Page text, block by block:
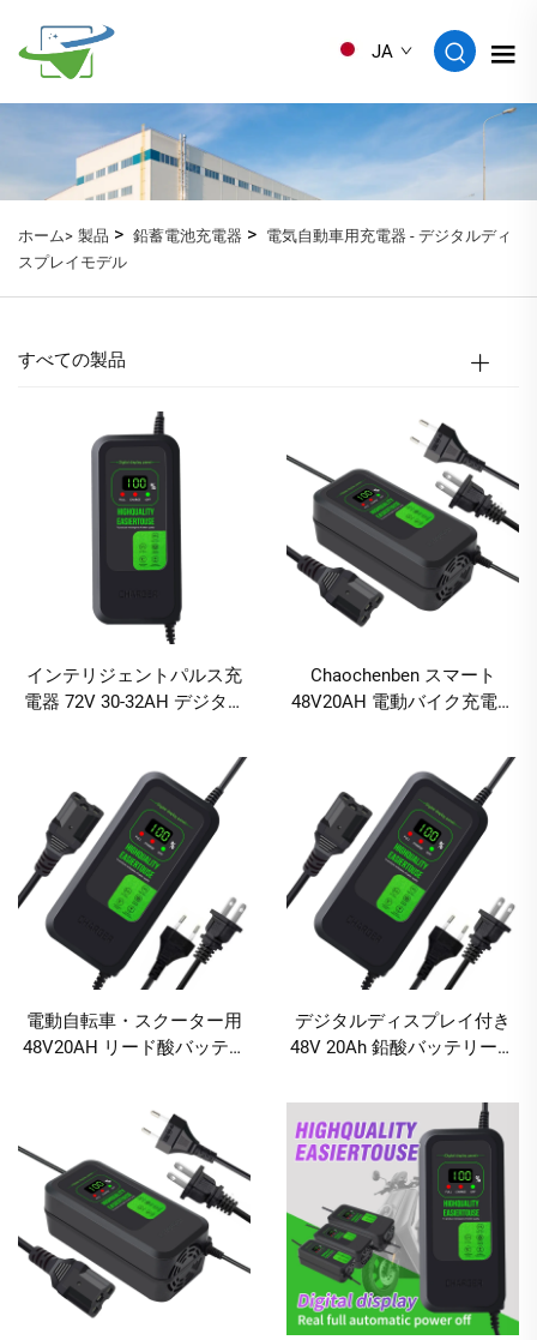
JA
ホーム> 製品 > 鉛蓄電池充電器 > 電気自動車用充電器 - デジタルディ
スプレイモデル
すべての製品
インテリジェントパルス充
電器 72V 30-32AH デジタル
器 リード酸バッテリー充電
器 AC & DCポート付き
Chaochenben スマート
48V20AH 電動バイク充電器
ABS素材 急速充電 過充電保
護
電動自転車・スクーター用
48V20AH リード酸バッテリ
デジタルディスプレイ付き
48V 20Ah 鉛酸バッテリー用
応電動スクーターバッテリ
ー充電器